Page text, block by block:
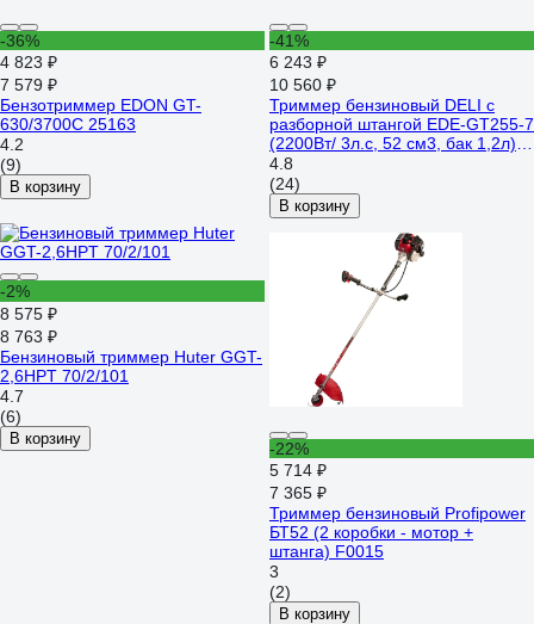
-36%
4 823 ₽
7 579 ₽
Бензотриммер EDON GT-
630/3700C 25163
4.2
(9)
В корзину
-41%
6 243 ₽
10 560 ₽
Триммер бензиновый DELI с
разборной штангой EDE-GT255-7
(2200Вт/ 3л.с, 52 см3, бак 1,2л)
194269
4.8
(24)
В корзину
-2%
8 575 ₽
8 763 ₽
Бензиновый триммер Huter GGT-
2,6HPT 70/2/101
4.7
(6)
В корзину
-22%
5 714 ₽
7 365 ₽
Триммер бензиновый Profipower
БТ52 (2 коробки - мотор +
штанга) F0015
3
(2)
В корзину